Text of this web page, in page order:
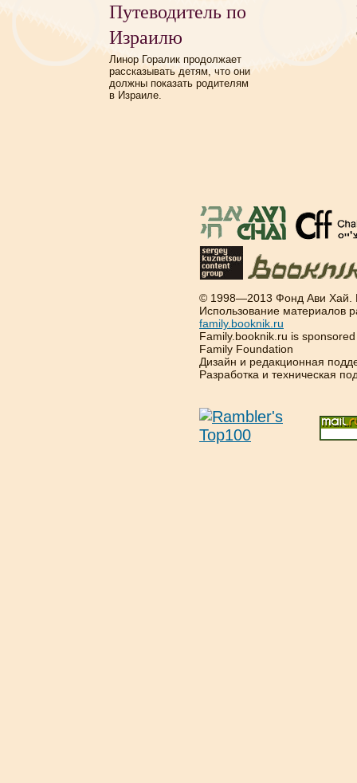
Путеводитель по
Израилю
Линор Горалик продолжает
рассказывать детям, что они
должны показать родителям
в Израиле.
© 1998—2013 Фонд Ави Хай.
Использование материалов
family.booknik.ru
Family.booknik.ru is
Family Foundation
Дизайн и редакционная
Разработка и техническая